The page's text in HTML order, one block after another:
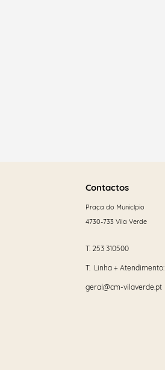
Contactos
Praça do Município
4730-733 Vila Verde
T. 253 310500
T. Linha + Atendimento:
geral@cm-vilaverde.pt